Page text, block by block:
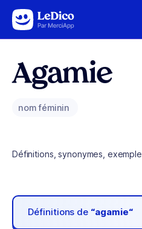
Aller au contenu
Agamie
nom féminin
Définitions, synonymes,
Définitions de “agamie“